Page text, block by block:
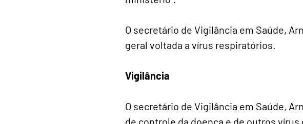
O secretário de Vigilância em Saúde,
geral voltada a vírus respiratórios.
Vigilância
O secretário de Vigilância em Saúde,
de controle da doença e de outros